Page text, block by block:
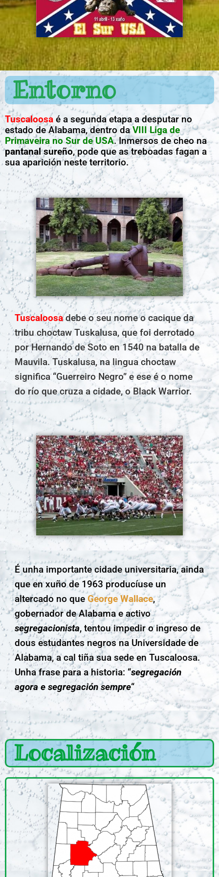
Entorno
Tuscaloosa é a segunda etapa a desputar no
estado de Alabama, dentro daVIII Liga de
Primaveira no Sur de USA. Inmersos de cheo na
pantanal sureño, pode que as treboadas fagan a
sua aparición neste territorio.
Tuscaloosadebe o seu nome o cacique da
tribu choctaw Tuskalusa, que foi derrotado
por Hernando de Soto en 1540 na batalla de
Mauvila. Tuskalusa, na lingua choctaw
significa “Guerreiro Negro” e ese é o nome
do río que cruza a cidade, o Black Warrior.
É unha importante cidade universitaria, ainda
que en xuño de 1963 producíuse un
altercado no que George Wallace,
gobernador de Alabama e activo
segregacionista, tentou impedir o ingreso de
dous estudantes negros na Universidade de
Alabama, a cal tiña sua sede en Tuscaloosa.
Unha frase para a historia: “segregación
agora e segregación sempre“
Localización